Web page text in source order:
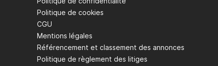
Politique de cookies
CGU
Mentions légales
Référencement et classement des annonces
Politique de règlement des litiges